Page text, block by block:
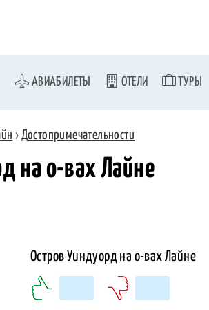
АВИАБИЛЕТЫ ОТЕЛИ ТУРЫ
› Достопримечательности
на о-вах Лайне